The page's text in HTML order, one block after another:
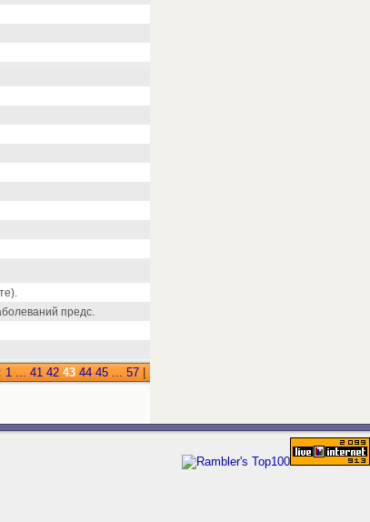
предс.
1 ... 41 42 43 44 45 ... 57